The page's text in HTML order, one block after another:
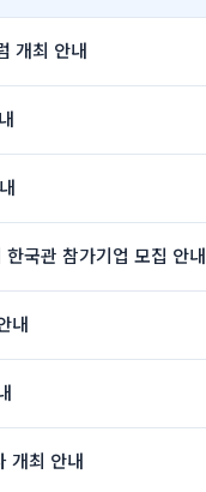
개최 안내
국관 참가기업 모집 안내
내
개최 안내